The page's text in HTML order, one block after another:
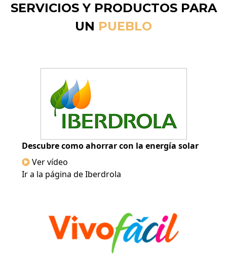
SERVICIOS Y PRODUCTOS PARA
UN PUEBLO
Descubre como ahorrar con la energía solar
Ver vídeo
Ir a la página de Iberdrola